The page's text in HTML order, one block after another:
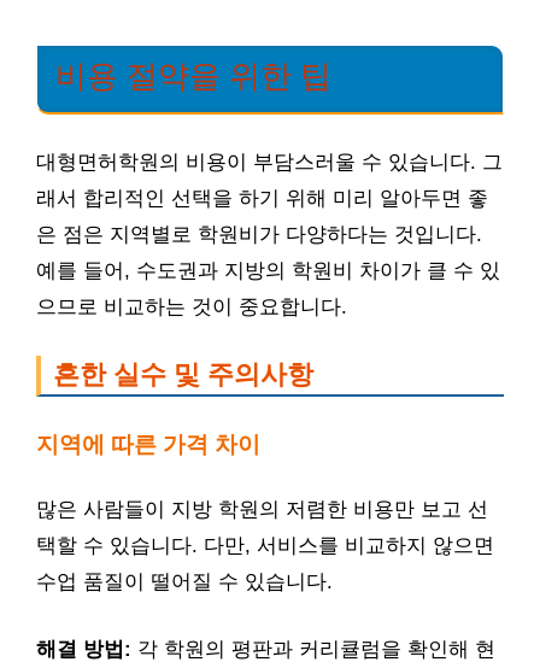
비용 절약을 위한 팁
대형면허학원의 비용이 부담스러울 수 있습니다. 그
래서 합리적인 선택을 하기 위해 미리 알아두면 좋
은 점은 지역별로 학원비가 다양하다는 것입니다.
예를 들어, 수도권과 지방의 학원비 차이가 클 수 있
으므로 비교하는 것이 중요합니다.
흔한 실수 및 주의사항
지역에 따른 가격 차이
많은 사람들이 지방 학원의 저렴한 비용만 보고 선
택할 수 있습니다. 다만, 서비스를 비교하지 않으면
수업 품질이 떨어질 수 있습니다.
해결 방법: 각 학원의 평판과 커리큘럼을 확인해 현